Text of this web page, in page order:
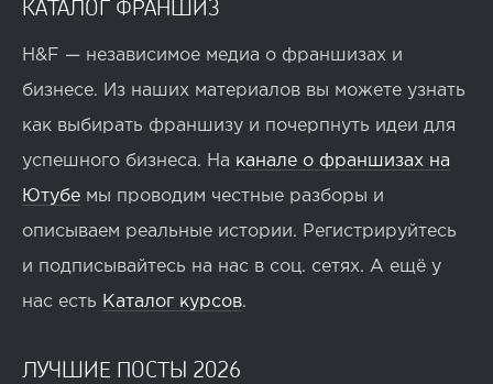
КАТАЛОГ ФРАНШИЗ
H&F — независимое медиа о франшизах и
бизнесе. Из наших материалов вы можете узнать
как выбирать франшизу и почерпнуть идеи для
успешного бизнеса. На канале о франшизах на
Ютубе мы проводим честные разборы и
описываем реальные истории. Регистрируйтесь
и подписывайтесь на нас в соц. сетях. А ещё у
нас есть Каталог курсов.
ЛУЧШИЕ ПОСТЫ 2026